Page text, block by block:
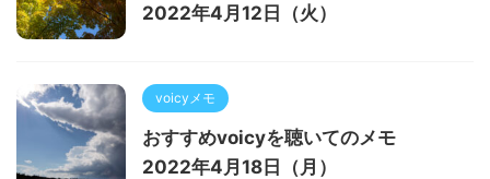
2022年4月12日（火）
voicyメモ
おすすめvoicyを聴いてのメモ
2022年4月18日（月）